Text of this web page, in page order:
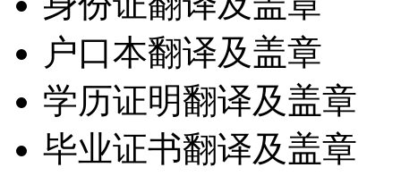
户口本翻译及盖章
学历证明翻译及盖章
毕业证书翻译及盖章